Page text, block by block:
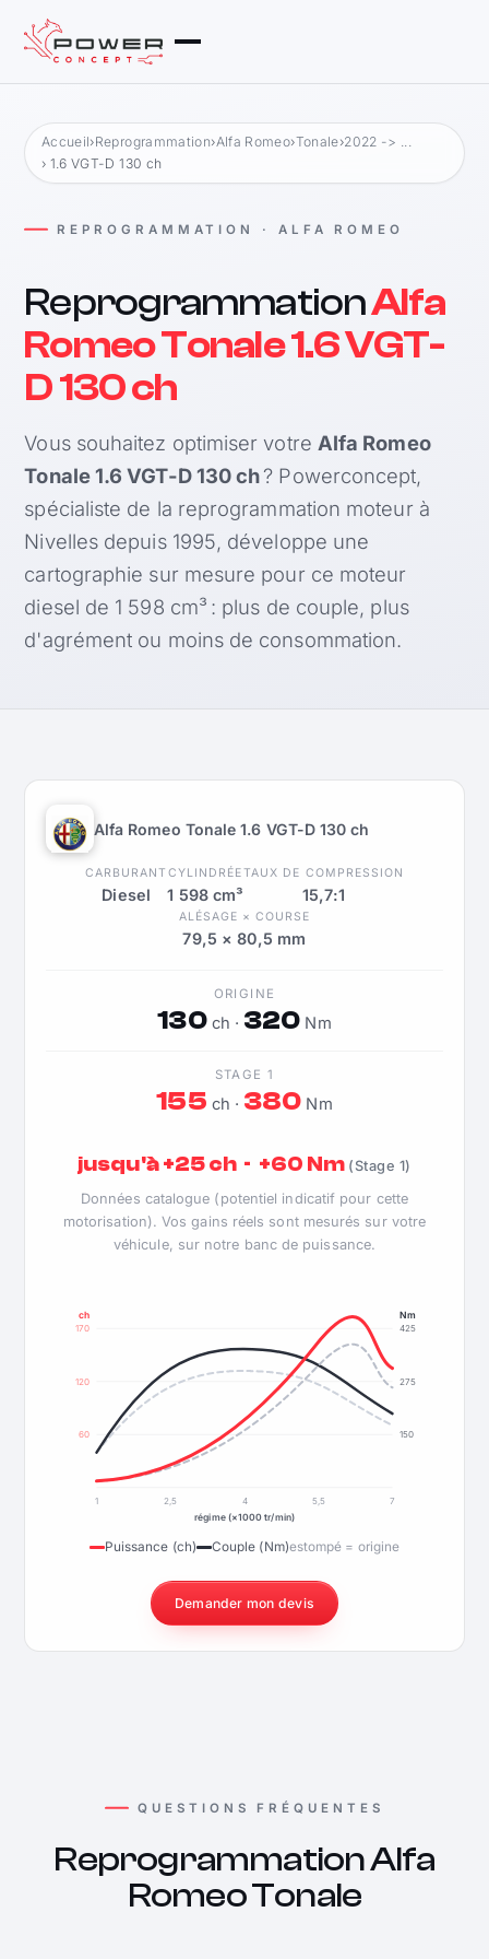
Accueil›Reprogrammation›Alfa Romeo›Tonale›2022 -> ...
› 1.6 VGT-D 130 ch
REPROGRAMMATION · ALFA ROMEO
ReprogrammationAlfa
Romeo Tonale 1.6 VGT-
D 130 ch
Vous souhaitez optimiser votre Alfa Romeo
Tonale 1.6 VGT-D 130 ch? Powerconcept,
spécialiste de la reprogrammation moteur à
Nivelles depuis 1995, développe une
cartographie sur mesure pour ce moteur
diesel de 1 598 cm³ : plus de couple, plus
d'agrément ou moins de consommation.
Alfa Romeo Tonale 1.6 VGT-D 130 ch
CARBURANT
Diesel
CYLINDRÉE
1 598 cm³
TAUX DE COMPRESSION
15,7:1
ALÉSAGE × COURSE
79,5 × 80,5 mm
ORIGINE
130ch · 320 Nm
STAGE 1
155 ch · 380 Nm
jusqu'à +25 ch · +60 Nm (Stage 1)
Données catalogue (potentiel indicatif pour cette
motorisation). Vos gains réels sont mesurés sur votre
véhicule, sur notre banc de puissance.
60
120
170
150
275
425
ch Nm
1 2,5 4 5,5
7
régime (×1000 tr/min)
Puissance (ch) Couple (Nm)estompé = origine
Demander mon devis
QUESTIONS FRÉQUENTES
Reprogrammation Alfa
Romeo Tonale